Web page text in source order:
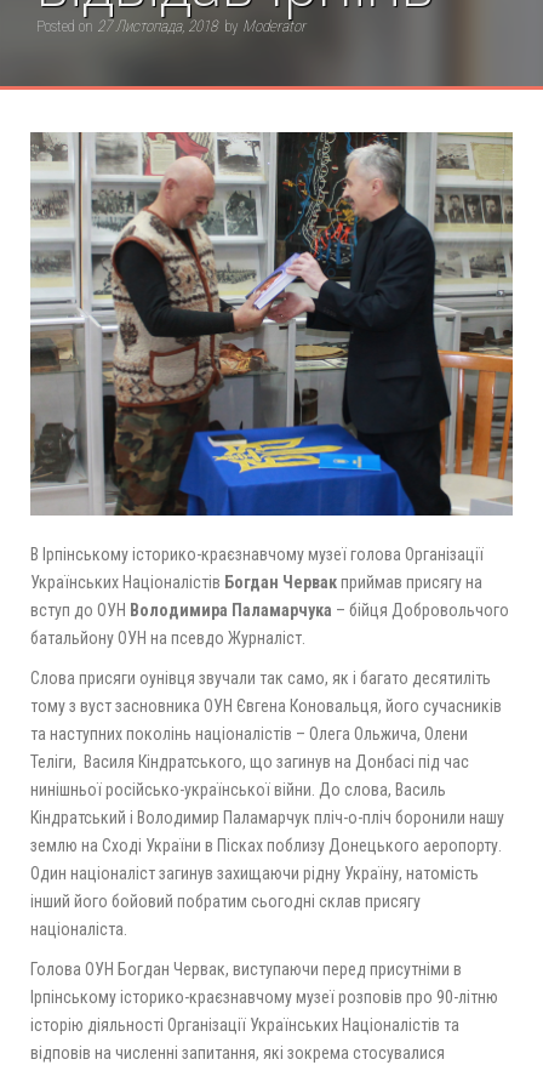
Posted on 27 Листопада, 2018 by Moderator
В Ірпінському історико-краєзнавчому музеї голова Організації
Українських Націоналістів Богдан Червакприймав присягу на
вступ до ОУН Володимира Паламарчука – бійця Добровольчого
батальйону ОУН на псевдо Журналіст.
Слова присяги оунівця звучали так само, як і багато десятиліть
тому з вуст засновника ОУН Євгена Коновальця, його сучасників
та наступних поколінь націоналістів – Олега Ольжича, Олени
Теліги, Василя Кіндратського, що загинув на Донбасі під час
нинішньої російсько-української війни. До слова, Василь
Кіндратський і Володимир Паламарчук пліч-о-пліч боронили нашу
землю на Сході України в Пісках поблизу Донецького аеропорту.
Один націоналіст загинув захищаючи рідну Україну, натомість
інший його бойовий побратим сьогодні склав присягу
націоналіста.
Голова ОУН Богдан Червак, виступаючи перед присутніми в
Ірпінському історико-краєзнавчому музеї розповів про 90-літню
історію діяльності Організації Українських Націоналістів та
відповів на численні запитання, які зокрема стосувалися